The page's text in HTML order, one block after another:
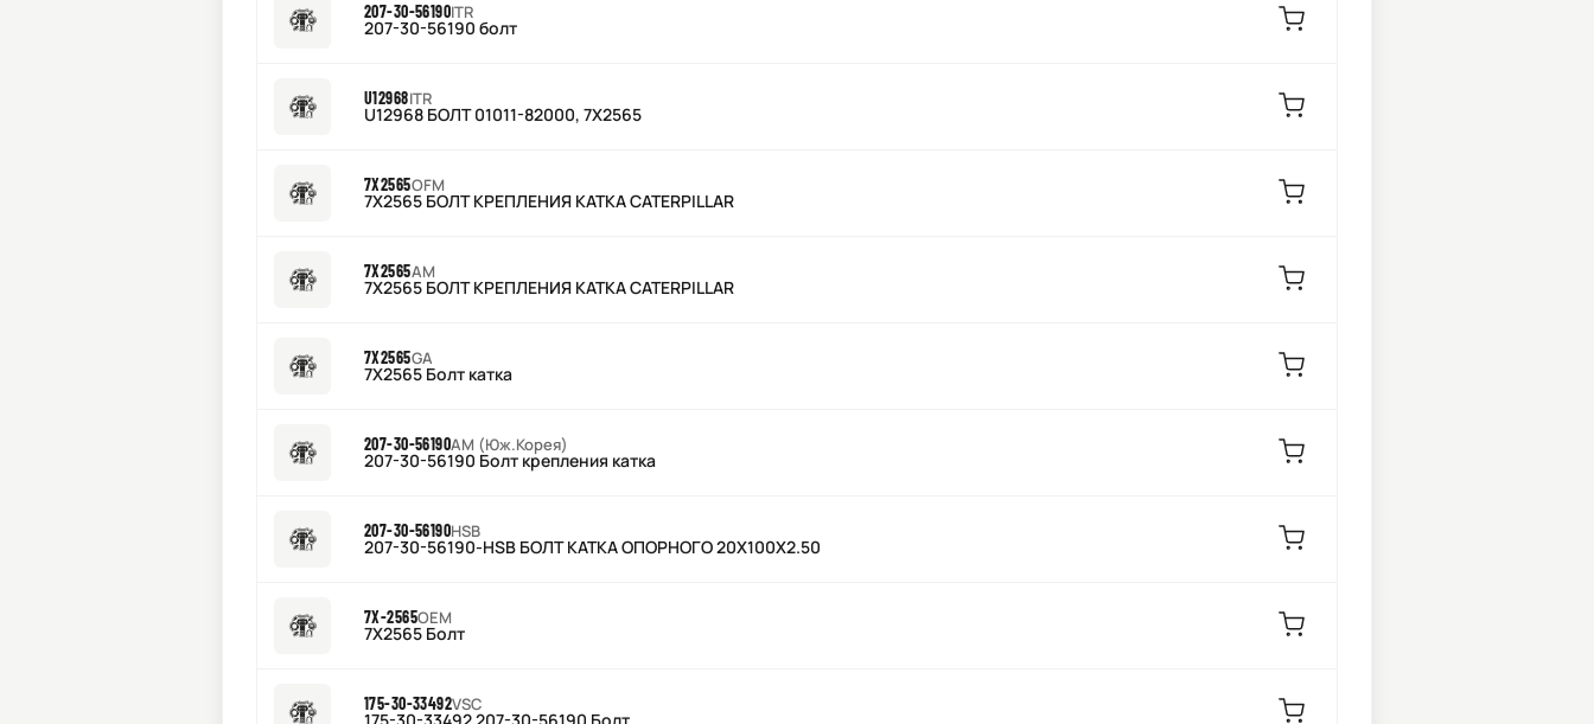
207-30-56190ITR
207-30-56190 болт
U12968ITR
U12968 БОЛТ 01011-82000, 7X2565
7X2565OFM
7X2565 БОЛТ КРЕПЛЕНИЯ КАТКА САТERPILLAR
7X2565AM
7X2565 БОЛТ КРЕПЛЕНИЯ КАТКА САТERPILLAR
7X2565GA
7X2565 Болт катка
207-30-56190AM (Юж.Корея)
207-30-56190 Болт крепления катка
207-30-56190HSB
207-30-56190-HSB БОЛТ КАТКА ОПОРНОГО 20X100X2.50
7X-2565OEM
7X2565 Болт
175-30-33492VSC